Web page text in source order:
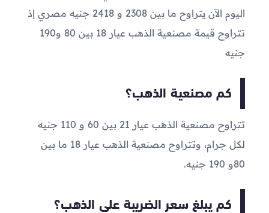
اليوم الآن يتراوح ما بين 2308 و 2418 جنيه مصري إذ
تتراوح قيمة مصنعية الذهب عيار 18 بين 80 و190
جنيه
كم مصنعية الذهب؟
تتراوح مصنعية الذهب عيار 21 بين 60 و 110 جنيه
لكل جرام، وتتراوح مصنعية الذهب عيار 18 ما بين
80و 190 جنيه.
كم يبلغ سعر الضريبة على الذهب؟